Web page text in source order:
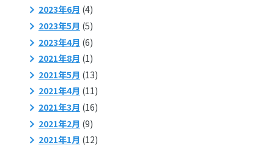
2023年6月 (4)
2023年5月 (5)
2023年4月 (6)
2021年8月 (1)
2021年5月 (13)
2021年4月 (11)
2021年3月 (16)
2021年2月 (9)
2021年1月 (12)